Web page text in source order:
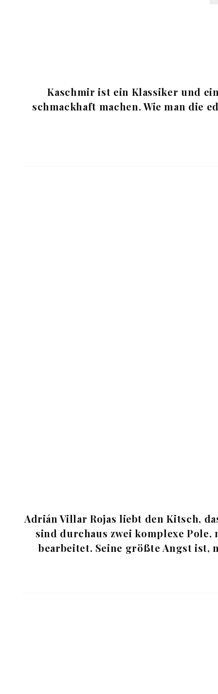
Kaschmir ist ein Klassiker und
schmackhaft machen. Wie man die
Adrián Villar Rojas liebt den Kitsch,
sind durchaus zwei komplexe
bearbeitet. Seine größte Angst ist,